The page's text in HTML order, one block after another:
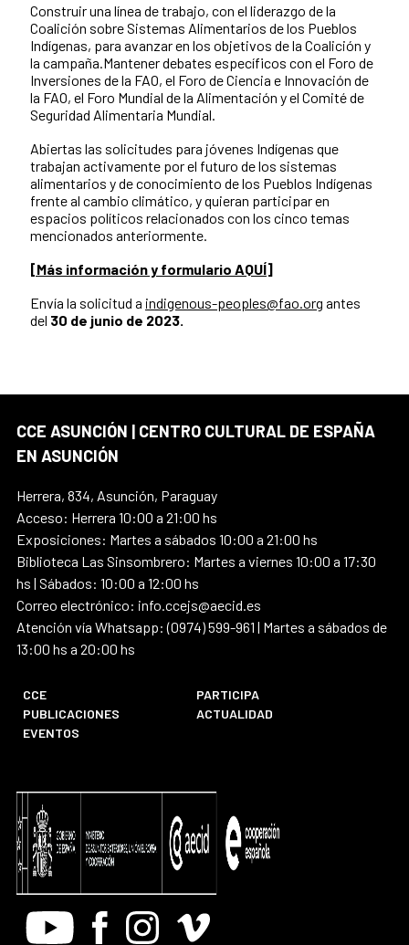
Construir una línea de trabajo, con el liderazgo de la
Coalición sobre Sistemas Alimentarios de los Pueblos
Indígenas, para avanzar en los objetivos de la Coalición y
la campaña.Mantener debates específicos con el Foro de
Inversiones de la FAO, el Foro de Ciencia e Innovación de
la FAO, el Foro Mundial de la Alimentación y el Comité de
Seguridad Alimentaria Mundial.
Abiertas las solicitudes para jóvenes Indígenas que
trabajan activamente por el futuro de los sistemas
alimentarios y de conocimiento de los Pueblos Indígenas
frente al cambio climático, y quieran participar en
espacios políticos relacionados con los cinco temas
mencionados anteriormente.
[Más información y formulario AQUÍ]
Envía la solicitud a indigenous-peoples@fao.org antes
del 30 de junio de 2023.
CCE ASUNCIÓN | CENTRO CULTURAL DE ESPAÑA
EN ASUNCIÓN
Herrera, 834, Asunción, Paraguay
Acceso: Herrera 10:00 a 21:00 hs
Exposiciones: Martes a sábados 10:00 a 21:00 hs
Biblioteca Las Sinsombrero: Martes a viernes 10:00 a 17:30
hs | Sábados: 10:00 a 12:00 hs
Correo electrónico: info.ccejs@aecid.es
Atención vía Whatsapp: (0974) 599-961 | Martes a sábados de
13:00 hs a 20:00 hs
CCE
PARTICIPA
PUBLICACIONES
ACTUALIDAD
EVENTOS
Youtube FacebookInstagram
Vimeo